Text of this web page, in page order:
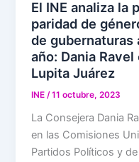
El INE analiza la
paridad de
de gubernaturas
año: Dania
Lupita Juárez
INE /11 octubre, 2023
La Consejera Dania
en las Comisiones
Partidos Políticos y